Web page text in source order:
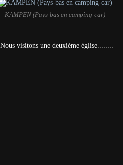
KAMPEN (Pays-bas en camping-car)
Nous visitons une deuxième église........